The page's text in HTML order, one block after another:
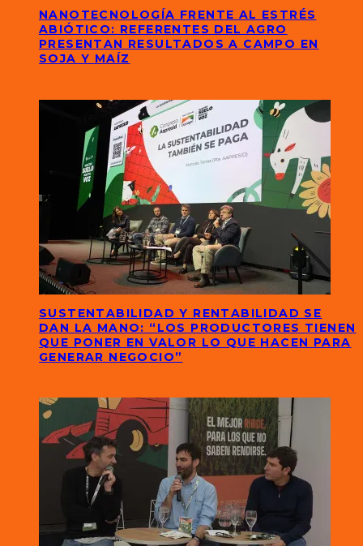
NANOTECNOLOGÍA FRENTE AL ESTRÉS
ABIÓTICO: REFERENTES DEL AGRO
PRESENTAN RESULTADOS A CAMPO EN
SOJA Y MAÍZ
SUSTENTABILIDAD Y RENTABILIDAD SE
DAN LA MANO: “LOS PRODUCTORES TIENEN
QUE PONER EN VALOR LO QUE HACEN PARA
GENERAR NEGOCIO”